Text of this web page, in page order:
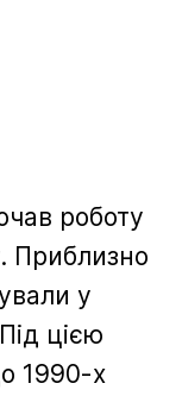
роботу
Приблизно
у
цією
1990-х